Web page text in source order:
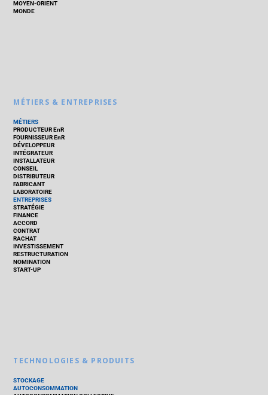
MOYEN-ORIENT
MONDE
MÉTIERS & ENTREPRISES
MÉTIERS
PRODUCTEUR EnR
FOURNISSEUR EnR
DÉVELOPPEUR
INTÉGRATEUR
INSTALLATEUR
CONSEIL
DISTRIBUTEUR
FABRICANT
LABORATOIRE
ENTREPRISES
STRATÉGIE
FINANCE
ACCORD
CONTRAT
RACHAT
INVESTISSEMENT
RESTRUCTURATION
NOMINATION
START-UP
TECHNOLOGIES & PRODUITS
STOCKAGE
AUTOCONSOMMATION